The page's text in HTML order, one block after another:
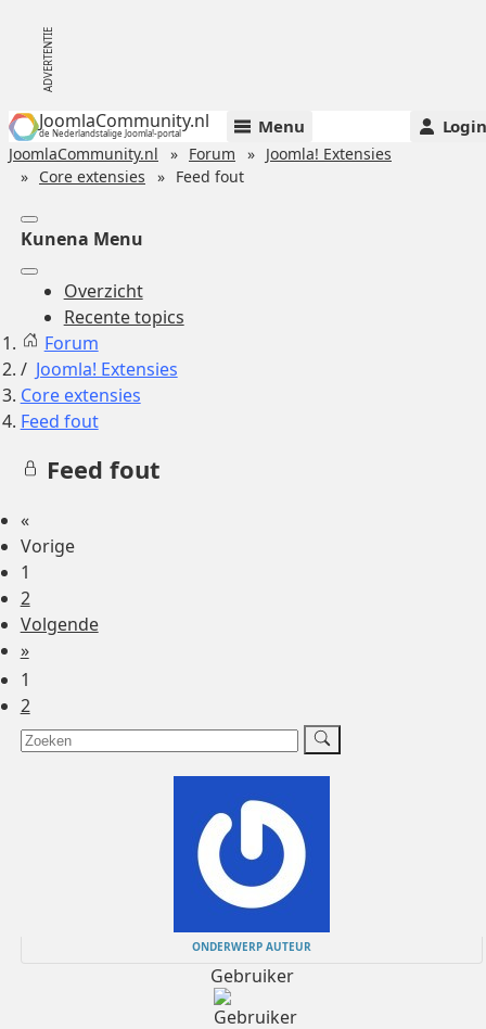
JoomlaCommunity.nl
de Nederlandstalige Joomla!-portal Menu Login
JoomlaCommunity.nl Forum
Joomla! Extensies
Core extensies
Feed fout
Kunena Menu
Overzicht
Recente topics
Forum
Joomla! Extensies
Core extensies
Feed fout
Feed fout
«
Vorige
1
2
Volgende
»
1
2
ONDERWERP AUTEUR
Gebruiker